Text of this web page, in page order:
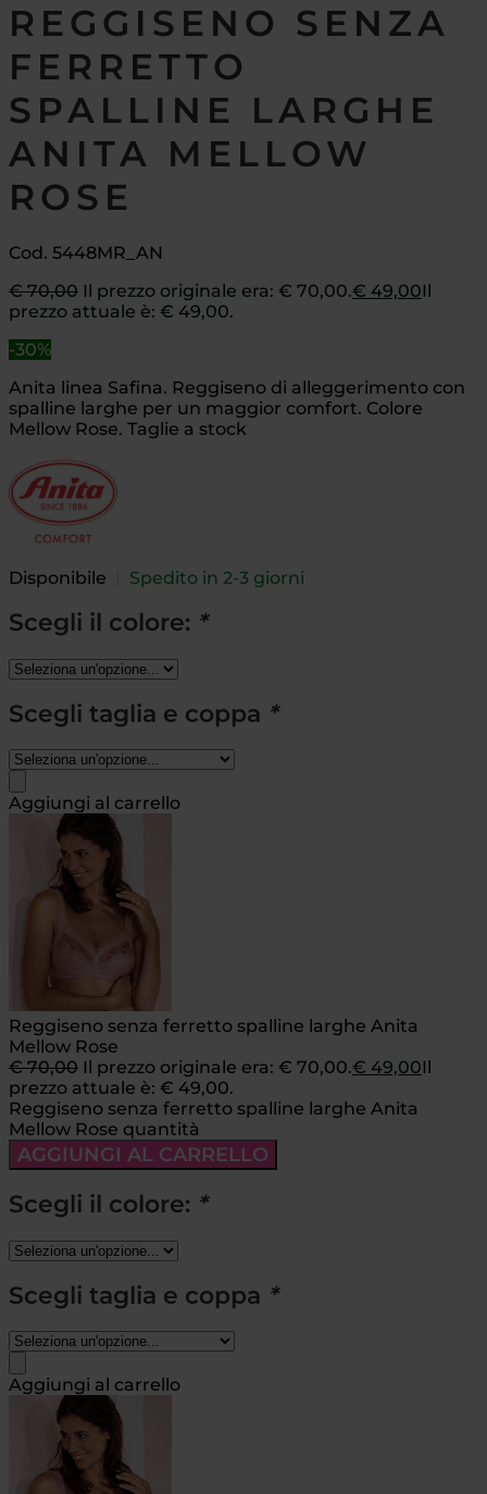
REGGISENO SENZA
FERRETTO
SPALLINE LARGHE
ANITA MELLOW
ROSE
Cod. 5448MR_AN
€70,00 Il prezzo originale era: € 70,00.€ 49,00Il
prezzo attuale è: € 49,00.
-30%
Anita linea Safina. Reggiseno di alleggerimento con
spalline larghe per un maggior comfort. Colore
Mellow Rose. Taglie a stock
Disponibile Spedito in 2-3 giorni
Scegli il colore: *
Scegli taglia e coppa *
Aggiungi al carrello
Reggiseno senza ferretto spalline larghe Anita
Mellow Rose
€70,00 Il prezzo originale era: € 70,00.€ 49,00Il
prezzo attuale è: € 49,00.
Reggiseno senza ferretto spalline larghe Anita
Mellow Rose quantità
AGGIUNGI AL CARRELLO
Scegli il colore: *
Scegli taglia e coppa *
Aggiungi al carrello